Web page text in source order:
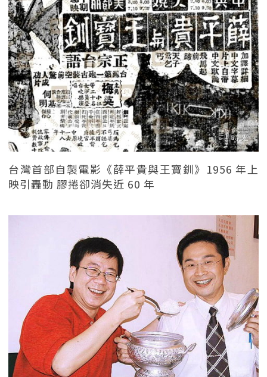
台灣首部自製電影《薛平貴與王寶釧》1956 年上
映引轟動 膠捲卻消失近 60 年